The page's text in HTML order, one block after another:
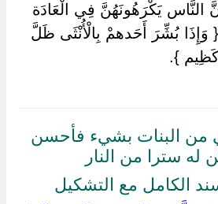
النَّاس يَكْرَهُونَهُنَّ فِي الْعَادَة
وَإِذَا بُشِّرَ أَحَدهمْ بِالْأُنْثَى ظَلَّ
}.
من البنات بشيء فأحسن
له سترا من النار
الكامل مع التشكيل